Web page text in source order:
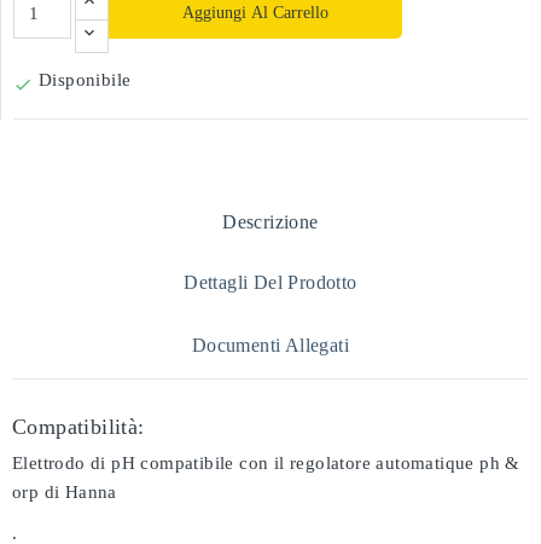
Aggiungi Al Carrello
 Disponibile
Descrizione
Dettagli Del Prodotto
Documenti Allegati
Compatibilità:
Elettrodo di pH compatibile con il regolatore automatique ph &
orp di Hanna
.